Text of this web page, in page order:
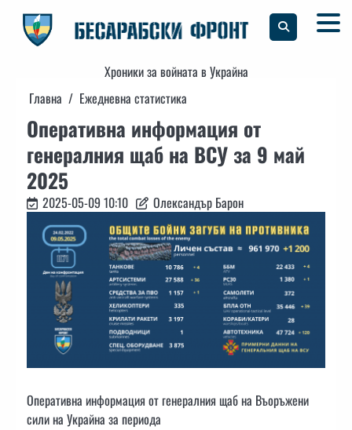
content
Хроники за войната в Украйна
Главна
Ежедневна статистика
Оперативна информация от
генералния щаб на ВСУ за 9 май
2025
2025-05-09 10:10 Олександър Барон
Оперативна информация от генералния щаб на Въоръжени
сили на Украйна за периода